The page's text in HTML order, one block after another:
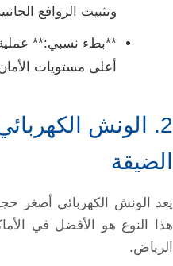
وتثبيت الروافع
**بطء نسبي:**
أعلى مستويات
2. الونش
الضيقة
يعد الونش الكهربائي أصغر
هذا النوع هو الأفضل في
الرياض.